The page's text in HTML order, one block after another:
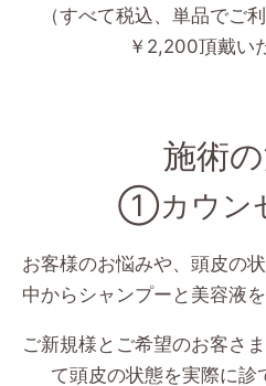
（すべて税込、単品でご
￥2,200頂戴い
施術
①カウン
お客様のお悩みや、頭皮の
中からシャンプーと美容液
ご新規様とご希望のお客さ
て頭皮の状態を実際に診